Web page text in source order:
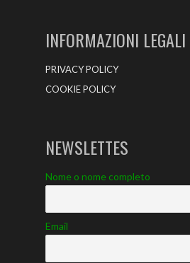
INFORMAZIONI LEGALI
PRIVACY POLICY
COOKIE POLICY
NEWSLETTES
Nome o nome completo
Email